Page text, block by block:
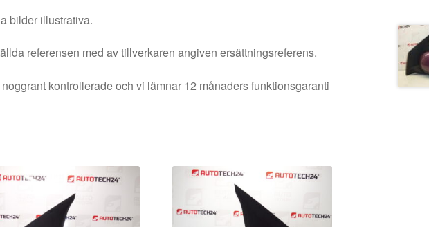
bilder illustrativa.
referensen med av tillverkaren angiven ersättningsreferens.
kontrollerade och vi lämnar 12 månaders funktionsgaranti